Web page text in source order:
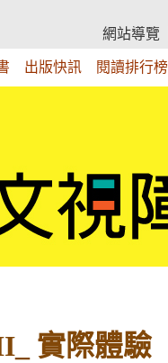
網站導覽
出版快訊 閱讀排行榜
實際體驗